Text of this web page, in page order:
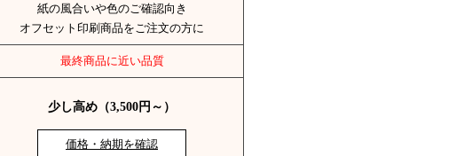
紙の風合いや色のご確認向き
オフセット印刷商品をご注文の方に
最終商品に近い品質
少し高め（3,500円～）
価格・納期を確認